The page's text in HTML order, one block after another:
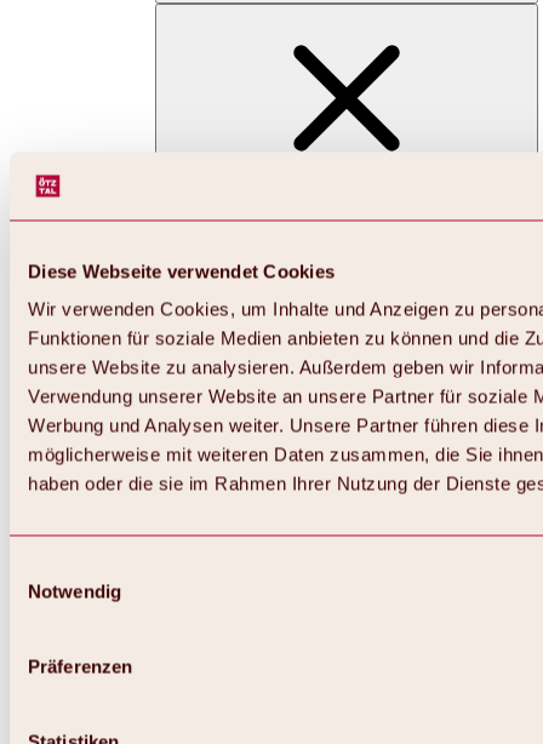
Diese Webseite verwendet Cookies
Wir verwenden Cookies, um Inhalte und Anzeigen zu
Funktionen für soziale Medien anbieten zu können und die
unsere Website zu analysieren. Außerdem geben wir
Verwendung unserer Website an unsere Partner für soziale
Werbung und Analysen weiter. Unsere Partner führen diese
möglicherweise mit weiteren Daten zusammen, die Sie
haben oder die sie im Rahmen Ihrer Nutzung der Dienste
Notwendig
Präferenzen